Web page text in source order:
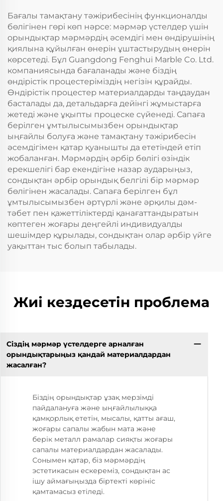
Бағалы тамақтану тәжірибесінің функционалды
бөлігінен гөрі көп нәрсе: мәрмәр үстелдер үшін
орындықтар мәрмәрдің әсемдігі мен өндірушінің
қиялына құйылған өнерін ұштастырудың өнерін
көрсетеді. Бұл Guangdong Fenghui Marble Co. Ltd.
компаниясында бағаланады және біздің
өндірістік процестеріміздің негізін құрайды.
Өндірістік процестер материалдарды таңдаудан
басталады да, детальдарға дейінгі жұмыстарға
жетеді және ұқыпты процеске сүйенеді. Сапаға
берілген ұмтылысымызбен орындықтар
ыңғайлы болуға және тамақтану тәжірибесін
әсемдігімен қатар қуанышты да ететіндей етіп
жобаланған. Мәрмәрдің әрбір бөлігі өзіндік
ерекшелігі бар екендігіне назар аударыңыз,
сондықтан әрбір орындық белгілі бір мәрмәр
бөлігінен жасалады. Сапаға берілген бұл
ұмтылысымызбен әртүрлі және әрқилы дәм-
тәбет пен қажеттіліктерді қанағаттандыратын
көптеген жоғары деңгейлі индивидуалды
шешімдер құрылады, сондықтан олар әрбір үйге
уақыттан тыс болып табылады.
Жиі кездесетін проблема
Сіздің мәрмәр үстелдерге арналған
орындықтарыңыз қандай материалдардан
жасалған?
Біздің орындықтар ұзақ мерзімді
пайдалануға және ыңғайлылыққа
қамқорлық ететін, мысалы, қатты ағаш,
жоғары сапалы жабын мата және
берік металл рамалар сияқты жоғары
сапалы материалдардан жасалады.
Сонымен қатар, біз мәрмәрдің
эстетикасын ескереміз, сондықтан ас
ішу аймағыңызда біртекті көрініс
қамтамасыз етіледі.